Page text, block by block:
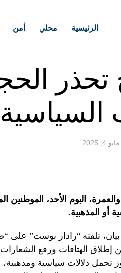
الرئيسية محلي أمن
تحذر
مايو 4, 2025
اليوم الأحد، الموطنين
أو المذهبية.
تلقته “رادار بوست” على
إطلاق الهتافات ورفع
تحمل دلالات سياسية ومذهبية،